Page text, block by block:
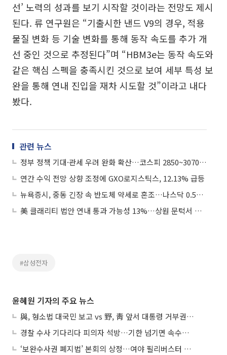
선’ 노력의 성과를 보기 시작할 것이라는 전망도 제시
된다. 류 연구원은 “기출시한 낸드 V9의 경우, 적용
물질 변화 등 기술 변화를 통해 동작 속도를 추가 개
선 중인 것으로 추정된다”며 “HBM3e는 동작 속도와
같은 핵심 스펙을 충족시킨 것으로 보여 세부 특성 보
완을 통해 연내 진입을 재차 시도할 것”이라고 내다
봤다.
관련 뉴스
정부 정책 기대·관세 우려 완화 확산…코스피 2850~3070 전망
연간 수익 전망 상향 조정에 GXO로지스틱스, 12.13% 급등
뉴욕증시, 중동 긴장 속 반도체 약세로 혼조…나스닥 0.51%↓
美 클래리티 법안 연내 통과 가능성 13%…상원 문턱서 제동
#삼성전자
윤혜원 기자의 주요 뉴스
與, 형소법 대국민 보고 vs 野, 靑 앞서 대통령 거부권 촉구
경찰 수사 기다리다 피의자 석방…기한 넘기면 속수무책
‘보완수사권 폐지법’ 본회의 상정…여야 필리버스터 대치